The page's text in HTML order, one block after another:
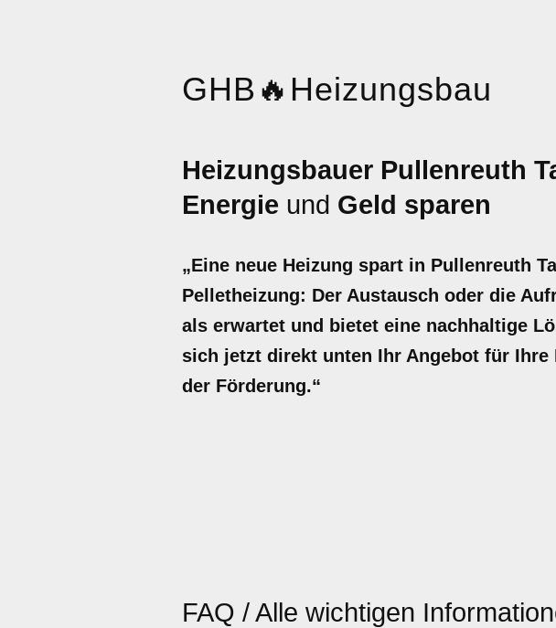
GHB 🔥 Heizungsbau
Heizungsbauer Pullenreuth
Energie und Geld sparen
„Eine neue Heizung spart in Pullenreuth
Pelletheizung: Der Austausch oder die
als erwartet und bietet eine nachhaltige
sich jetzt direkt unten Ihr Angebot für
der Förderung.“
FAQ / Alle wichtigen